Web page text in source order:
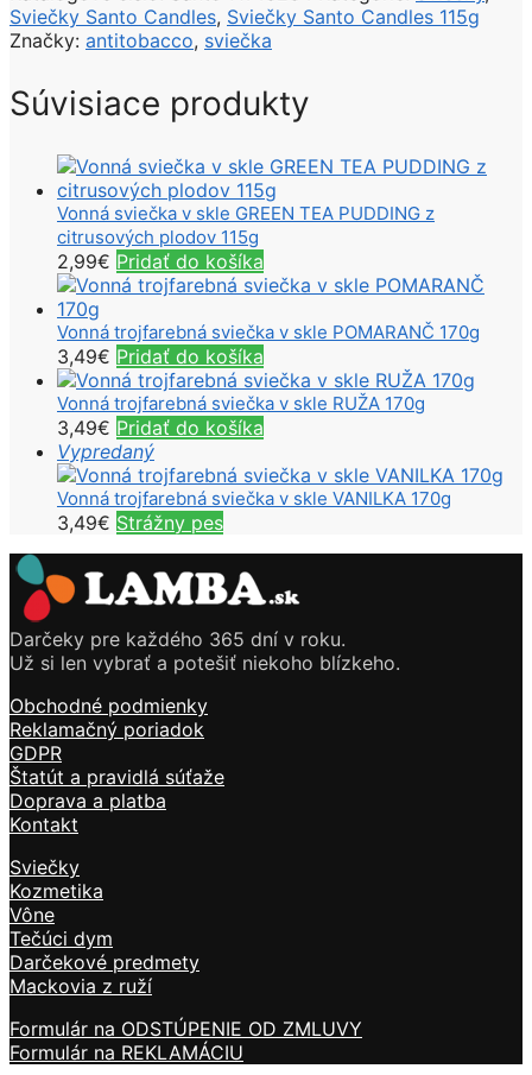
Sviečky Santo Candles, Sviečky Santo Candles 115g
Značky: antitobacco, sviečka
Súvisiace produkty
Vonná sviečka v skle GREEN TEA PUDDING z
citrusových plodov 115g
2,99€ Pridať do košíka
Vonná trojfarebná sviečka v skle POMARANČ 170g
3,49€ Pridať do košíka
Vonná trojfarebná sviečka v skle RUŽA 170g
3,49€ Pridať do košíka
Vypredaný
Vonná trojfarebná sviečka v skle VANILKA 170g
3,49€ Strážny pes
Darčeky pre každého 365 dní v roku.
Už si len vybrať a potešiť niekoho blízkeho.
Obchodné podmienky
Reklamačný poriadok
GDPR
Štatút a pravidlá súťaže
Doprava a platba
Kontakt
Sviečky
Kozmetika
Vône
Tečúci dym
Darčekové predmety
Mackovia z ruží
Formulár na ODSTÚPENIE OD ZMLUVY
Formulár na REKLAMÁCIU